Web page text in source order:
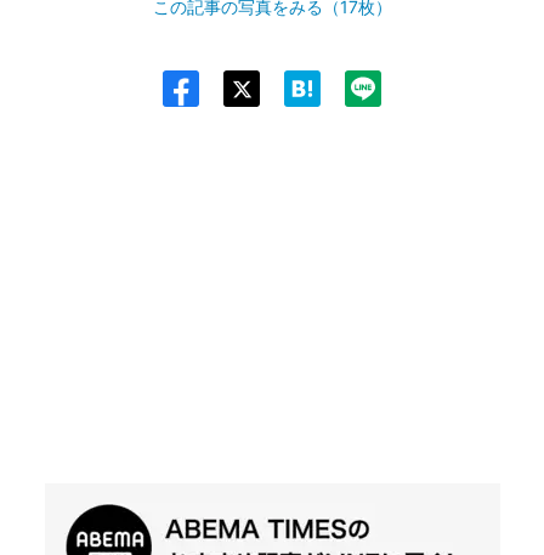
この記事の写真をみる（17枚）